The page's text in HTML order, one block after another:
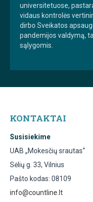
universitetuose,
vidaus kontrolės
dirbo Sveikatos
pandemijos valdymą,
sąlygomis.
KONTAKTAI
Susisiekime
UAB „Mokesčių srautas“
Sėlių g. 33, Vilnius
Pašto kodas: 08109
info@countline.lt